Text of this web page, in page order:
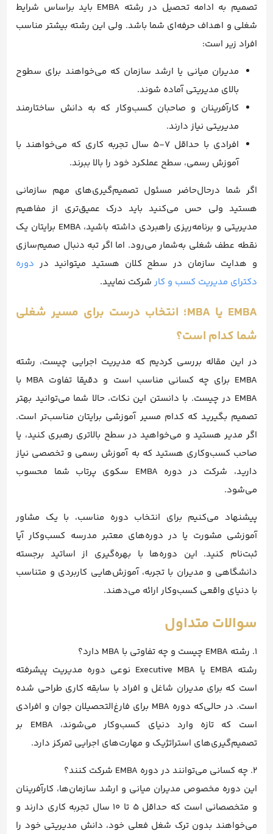
تصمیم به ادامه تحصیل در رشته EMBA باید براساس شرایط
شغلی و اهداف حرفه‌ای شما باشد. ولی این رشته بیشتر مناسب
افراد زیر است:
مدیران میانی یا ارشد سازمان که می‌خواهند برای سطوح
بالای مدیریتی آماده شوند.
کارآفرینان و صاحبان کسب‌وکار که به دانش ساختارمند
مدیریتی نیاز دارند.
افرادی با حداقل 7-5 سال تجربه کاری که می‌خواهند با
آموزش رسمی، سطح عملکرد خود را بالا ببرند.
اگر شما در‌حال‌حاضر مسئول تصمیم‌گیری‌های مهم سازمانی
هستید ولی حس می‌کنید باید درک عمیق‌تری از مفاهیم
مدیریتی و برنامه‌ریزی راهبردی داشته باشید، EMBA برایتان یک
نقطه عطف شغلی به‌شمار می‌رود. اما اگر تبه دنبال صمیم‌سازی
و هدایت سازمان در سطح کلان هستید میتوانید در دوره
دکترای مدیریت کسب و کار شرکت نمایید.
EMBA یا MBA؛ انتخاب درست برای مسیر شغلی
شما کدام است؟
در این مقاله بررسی کردیم که مدیریت اجرایی چیست، رشته
EMBA برای چه کسانی مناسب است و دقیقا تفاوت MBA با
EMBA در چیست. با دانستن این نکات، حالا شما می‌توانید بهتر
تصمیم بگیرید که کدام مسیر آموزشی برایتان مناسب‌تر است.
اگر مدیر هستید و می‌خواهید در سطح بالاتری رهبری کنید، یا
صاحب کسب‌وکاری هستید که به آموزش رسمی و تخصصی نیاز
دارید، شرکت در دوره EMBA سکوی پرتاب شما محسوب
می‌شود.
پیشنهاد می‌کنیم برای انتخاب دوره مناسب، با یک مشاور
آموزشی مشورت یا در دوره‌های معتبر مدرسه کسب‌وکار آیا
ثبت‌نام کنید. این دوره‌ها با بهره‌گیری از اساتید برجسته
دانشگاهی و مدیران با تجربه، آموزش‌هایی کاربردی و متناسب
با دنیای واقعی کسب‌وکار ارائه می‌دهند.
سوالات متداول
1. رشته EMBA چیست و چه تفاوتی با MBA دارد؟
رشته EMBA یا Executive MBA نوعی دوره مدیریت پیشرفته
است که برای مدیران شاغل و افراد با سابقه کاری طراحی شده
است. در حالی‌که دوره MBA برای فارغ‌التحصیلان جوان و افرادی
است که تازه وارد دنیای کسب‌وکار می‌شوند، EMBA بر
تصمیم‌گیری‌های استراتژیک و مهارت‌های اجرایی تمرکز دارد.
2. چه کسانی می‌توانند در دوره EMBA شرکت کنند؟
این دوره مخصوص مدیران میانی و ارشد سازمان‌ها، کارآفرینان
و متخصصانی است که حداقل ۵ تا ۱۰ سال تجربه کاری دارند و
می‌خواهند بدون ترک شغل فعلی خود، دانش مدیریتی خود را